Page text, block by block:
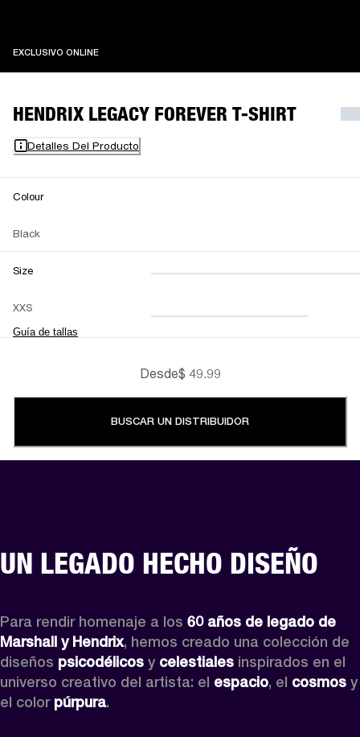
EXCLUSIVO ONLINEEXCLUSIVO ONLINE
HENDRIX LEGACY FOREVER T-SHIRT
Detalles Del Producto
Colour
Black
Size
XXS
Guía de tallas
XXS XS S M
L XL XXL
Desde$ 49.99
BUSCAR UN DISTRIBUIDOR
UN LEGADO HECHO DISEÑO
Para rendir homenaje a los 60 años de legado de
Marshall y Hendrix, hemos creado una colección de
diseños psicodélicos y celestiales inspirados en el
universo creativo del artista: el espacio, el cosmos y
el color púrpura.